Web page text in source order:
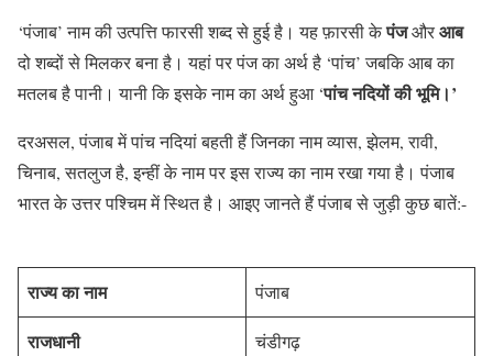
‘पंजाब’ नाम की उत्पत्ति फारसी शब्द से हुई है। यह फ़ारसी केपंजऔरआब
दो शब्दों से मिलकर बना है। यहां पर पंज का अर्थ है ‘पांच’ जबकि आब का
मतलब है पानी। यानी कि इसके नाम का अर्थ हुआ ‘पांच नदियों की भूमि।’
दरअसल, पंजाब में पांच नदियां बहती हैं जिनका नाम व्यास, झेलम, रावी,
चिनाब, सतलुज है, इन्हीं के नाम पर इस राज्य का नाम रखा गया है। पंजाब
भारत के उत्तर पश्चिम में स्थित है। आइए जानते हैं पंजाब से जुड़ी कुछ बातें:-
राज्य का नाम पंजाब
राजधानी चंडीगढ़